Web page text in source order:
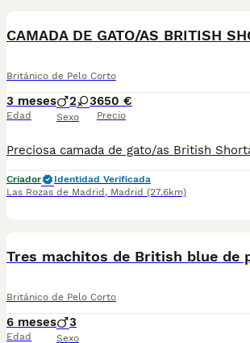
CAMADA DE GATO/AS BRITISH
Británico de Pelo Corto
3 meses
Edad
2 3
Sexo
650 €
Precio
Criador
Identidad Verificada
Las Rozas de Madrid , Madrid (27.6km)
Tres machitos de British blue de
Británico de Pelo Corto
6 meses
Edad
3
Sexo